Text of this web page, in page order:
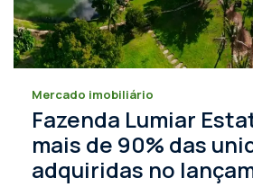
Mercado imobiliário
Fazenda Lumiar
mais de 90% das
adquiridas no